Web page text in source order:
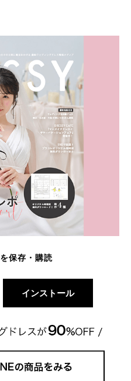
保存・購読
インストール